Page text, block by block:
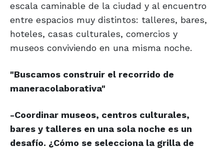
escala caminable de la ciudad y al encuentro
entre espacios muy distintos: talleres, bares,
hoteles, casas culturales, comercios y
museos conviviendo en una misma noche.
"Buscamos construir el recorrido de
maneracolaborativa"
-Coordinar museos, centros culturales,
bares y talleres en una sola noche es un
desafío. ¿Cómo se selecciona la grilla de